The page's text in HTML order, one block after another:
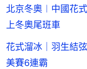
北京冬奧︱中國花
上冬奧尾班車
花式溜冰｜羽生結
美賽6連霸